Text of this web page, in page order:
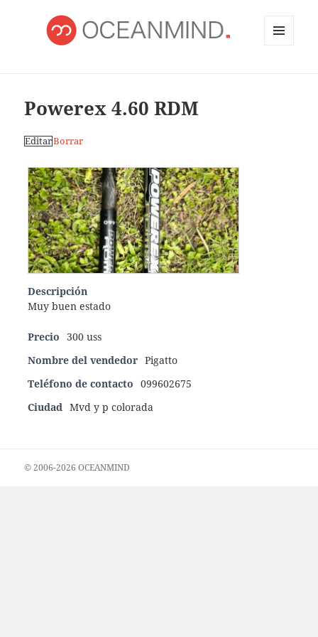
Powerex 4.60 RDM
EditarBorrar
Descripción
Muy buen estado
Precio
300 uss
Nombre del vendedor Pigatto
Teléfono de contacto
099602675
Ciudad Mvd y p colorada
© 2006-2026 OCEANMIND